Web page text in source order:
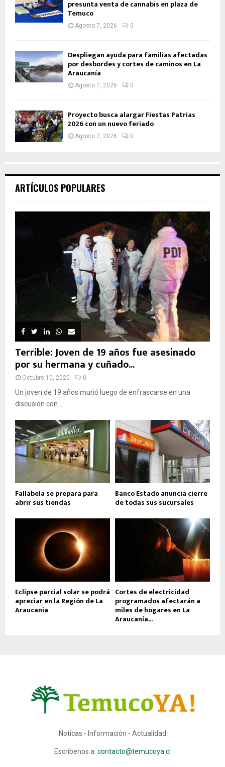
presunta venta de cannabis en plaza de
Temuco
Agosto 7, 2026 0
Despliegan ayuda para familias afectadas
por desbordes y cortes de caminos en La
Araucanía
Agosto 7, 2026 0
Proyecto busca alargar Fiestas Patrias
2026 con un nuevo feriado
Agosto 7, 2026 0
ARTÍCULOS POPULARES
Terrible: Joven de 19 años fue asesinado
por su hermana y cuñado...
Octubre 10, 2020 0
Un joven de 19 años murió luego de enfrascarse en una
discusión con...
Fallabela se prepara para
abrir sus tiendas
Banco Estado anuncia cierre
de todas sus sucursales
Eclipse parcial solar se podrá
apreciar en la Región de La
Araucania
Cortes de electricidad
programados afectarán a
miles de hogares en La
Araucanía...
Noticas - Información - Actualidad
Escríbenos a: contacto@temucoya.cl